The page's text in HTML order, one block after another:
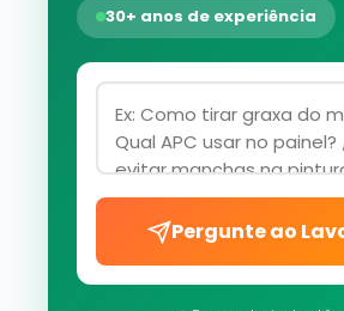
30+ anos de experiência
Pergunte ao